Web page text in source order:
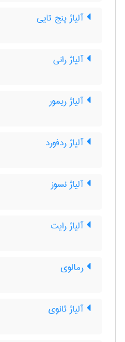
آلیاژ پنج تایی
آلیاژ رانی
آلیاژ ریمور
آلیاژ ردفورد
آلیاژ نسوز
آلیاژ رایت
رمالوی
آلیاژ ثانوی